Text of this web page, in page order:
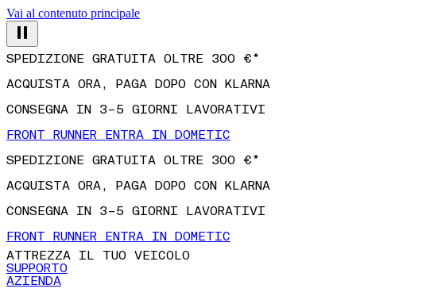
Vai al contenuto principale
SPEDIZIONE GRATUITA OLTRE 300 €*
ACQUISTA ORA, PAGA DOPO CON KLARNA
CONSEGNA IN 3–5 GIORNI LAVORATIVI
FRONT RUNNER ENTRA IN DOMETIC
SPEDIZIONE GRATUITA OLTRE 300 €*
ACQUISTA ORA, PAGA DOPO CON KLARNA
CONSEGNA IN 3–5 GIORNI LAVORATIVI
FRONT RUNNER ENTRA IN DOMETIC
ATTREZZA IL TUO VEICOLO
SUPPORTO
AZIENDA